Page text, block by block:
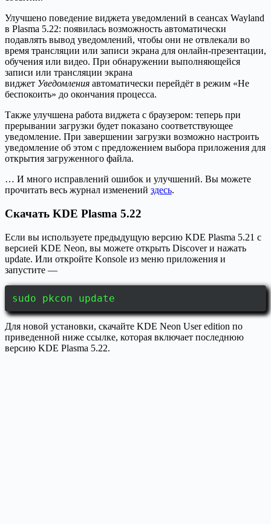
Улучшено поведение виджета уведомлений в сеансах Wayland
в Plasma 5.22: появилась возможность автоматически
подавлять вывод уведомлений, чтобы они не отвлекали во
время трансляции или записи экрана для онлайн-презентации,
обучения или видео. При обнаружении выполняющейся
записи или трансляции экрана
виджет Уведомления автоматически перейдёт в режим «Не
беспокоить» до окончания процесса.
Также улучшена работа виджета с браузером: теперь при
прерывании загрузки будет показано соответствующее
уведомление. При завершении загрузки возможно настроить
уведомление об этом с предложением выбора приложения для
открытия загруженного файла.
… И много исправлений ошибок и улучшений. Вы можете
прочитать весь журнал изменений здесь.
Скачать KDE Plasma 5.22
Если вы используете предыдущую версию KDE Plasma 5.21 с
версией KDE Neon, вы можете открыть Discover и нажать
update. Или откройте Konsole из меню приложения и
запустите —
sudo pkcon update
Для новой установки, скачайте KDE Neon User edition по
приведенной ниже ссылке, которая включает последнюю
версию KDE Plasma 5.22.